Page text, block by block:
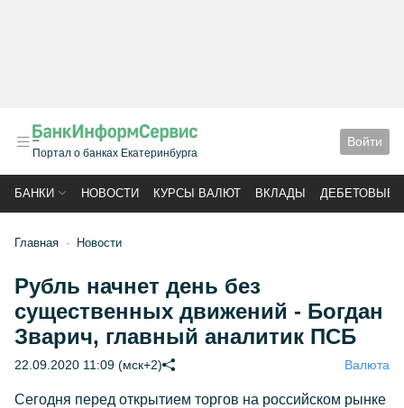
Портал о банках Екатеринбурга
Войти
БАНКИ НОВОСТИ КУРСЫ ВАЛЮТ ВКЛАДЫ ДЕБЕТОВЫЕ
Главная Новости
Рубль начнет день без
существенных движений - Богдан
Зварич, главный аналитик ПСБ
22.09.2020 11:09 (мск+2) Валюта
Сегодня перед открытием торгов на российском рынке